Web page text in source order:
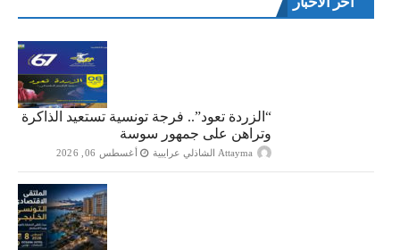
“الزردة تعود”.. فرجة تونسية تستعيد الذاكرة
وتراهن على جمهور سوسة
Attayma الشاذلي عرايبية أغسطس 06, 2026